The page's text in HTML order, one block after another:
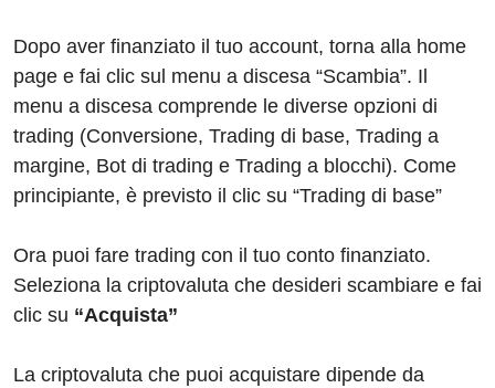
Dopo aver finanziato il tuo account, torna alla home
page e fai clic sul menu a discesa “Scambia”. Il
menu a discesa comprende le diverse opzioni di
trading (Conversione, Trading di base, Trading a
margine, Bot di trading e Trading a blocchi). Come
principiante, è previsto il clic su “Trading di base”
Ora puoi fare trading con il tuo conto finanziato.
Seleziona la criptovaluta che desideri scambiare e fai
clic su “Acquista”
La criptovaluta che puoi acquistare dipende da